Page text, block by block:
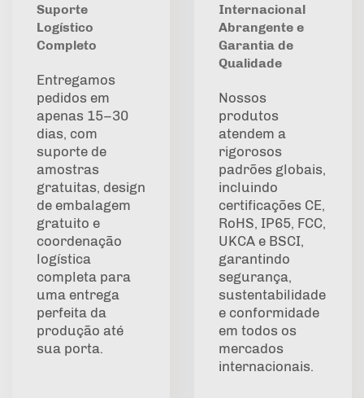
Suporte
Logístico
Completo
Entregamos
pedidos em
apenas 15–30
dias, com
suporte de
amostras
gratuitas, design
de embalagem
gratuito e
coordenação
logística
completa para
uma entrega
perfeita da
produção até
sua porta.
Internacional
Abrangente e
Garantia de
Qualidade
Nossos
produtos
atendem a
rigorosos
padrões globais,
incluindo
certificações CE,
RoHS, IP65, FCC,
UKCA e BSCI,
garantindo
segurança,
sustentabilidade
e conformidade
em todos os
mercados
internacionais.